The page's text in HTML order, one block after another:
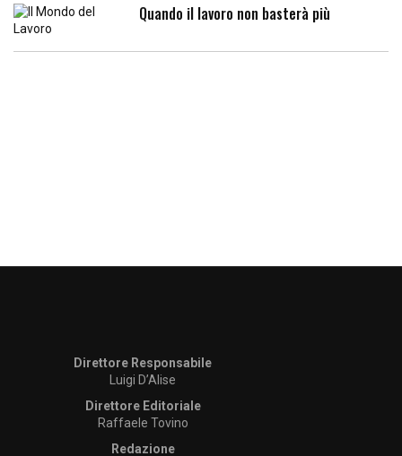
Quando il lavoro non basterà più
Direttore Responsabile
Luigi D’Alise
Direttore Editoriale
Raffaele Tovino
Redazione